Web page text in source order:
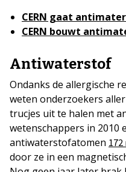
CERN gaat
CERN bouwt
Antiwaterstof
Ondanks de allergische
weten onderzoekers
trucjes uit te halen met
wetenschappers in 2010
antiwaterstofatomen
door ze in een